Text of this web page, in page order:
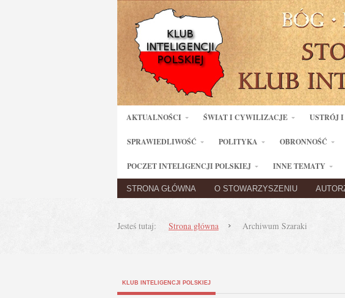
AKTUALNOŚCI ŚWIAT I CYWILIZACJE USTRÓJ
SPRAWIEDLIWOŚĆ POLITYKA OBRONNOŚĆ
POCZET INTELIGENCJI POLSKIEJ INNE TEMATY
STRONA GŁÓWNA O STOWARZYSZENIU
Jesteś tutaj: Strona główna Archiwum Szaraki
KLUB INTELIGENCJI POLSKIEJ